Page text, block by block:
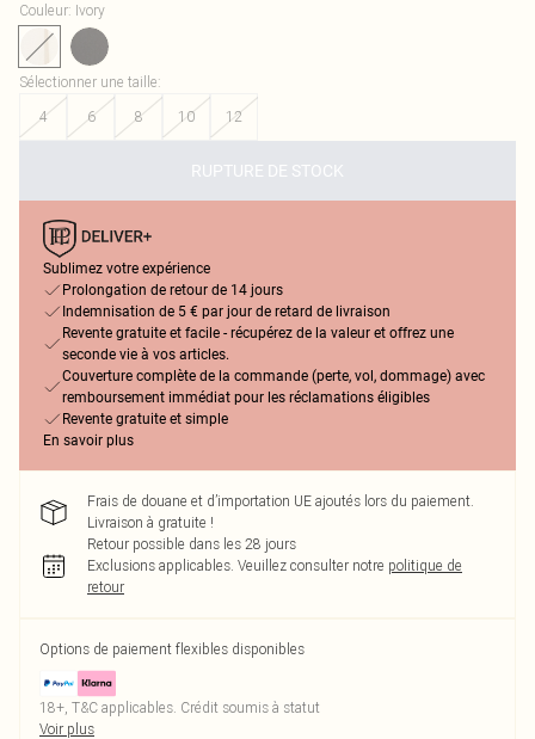
Couleur: Ivory
Sélectionner une taille:
4
6 8 10 12
RUPTURE DE STOCK
Sublimez votre expérience
Prolongation de retour de 14 jours
Indemnisation de 5 € par jour de retard de livraison
Revente gratuite et facile - récupérez de la valeur et offrez une
seconde vie à vos articles.
Couverture complète de la commande (perte, vol, dommage) avec
remboursement immédiat pour les réclamations éligibles
Revente gratuite et simple
En savoir plus
Frais de douane et d’importation UE ajoutés lors du paiement.
Livraison à gratuite !
Retour possible dans les 28 jours
Exclusions applicables. Veuillez consulter notre politique de
retour
Options de paiement flexibles disponibles
18+, T&C applicables. Crédit soumis à statut
Voir plus